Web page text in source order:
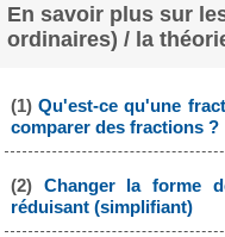
En savoir plus sur
ordinaires) / la
(1)Qu'est-ce qu'une
comparer des fractions ?
(2) Changer la forme
réduisant (simplifiant)